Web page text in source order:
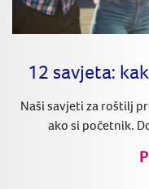
12 savjeta:
Naši savjeti za roštilj
ako si početnik.